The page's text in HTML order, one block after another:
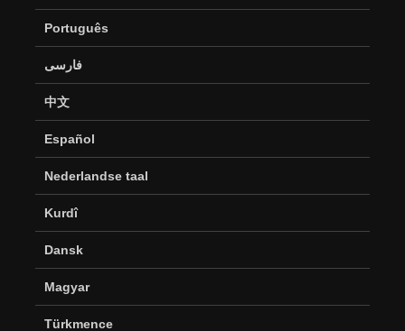
Português
فارسی
中文
Español
Nederlandse taal
Kurdî
Dansk
Magyar
Türkmence